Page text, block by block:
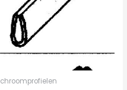
chroomprofielen